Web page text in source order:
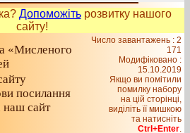
Допоможітьрозвитку нашого
сайту!
«Мисленого
посилання
наш сайт
Число завантажень : 2
171
Модифіковано :
15.10.2019
Якщо ви помітили
помилку набору
на цiй сторiнцi,
видiлiть її мишкою
та натисніть
Ctrl+Enter.